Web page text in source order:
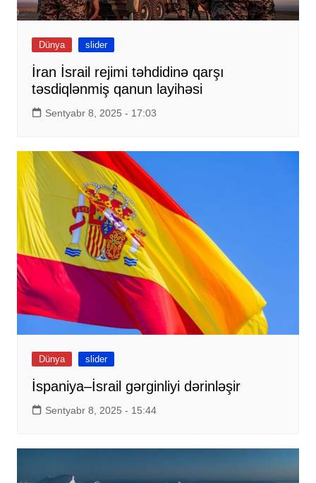
Dünya slider
İran İsrail rejimi təhdidinə qarşı
təsdiqlənmiş qanun layihəsi
Sentyabr 8, 2025 - 17:03
Dünya slider
İspaniya–İsrail gərginliyi dərinləşir
Sentyabr 8, 2025 - 15:44